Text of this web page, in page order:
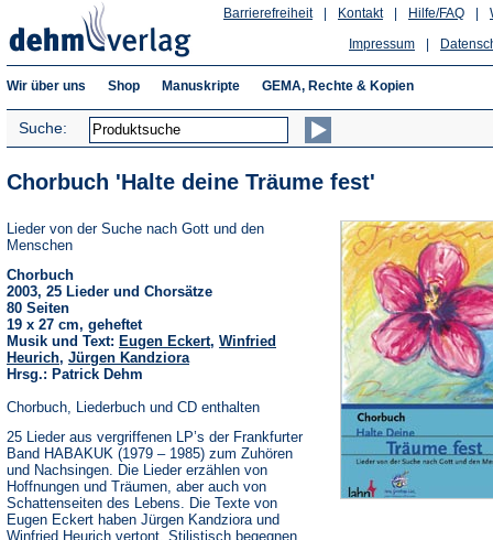
Hilfe/FAQ
Kontakt
Barrierefreiheit
Impressum
Wir über uns Shop Manuskripte GEMA, Rechte & Kopien
Suche:
Chorbuch 'Halte deine Träume fest'
Lieder von der Suche nach Gott und den
Menschen
Chorbuch
2003, 25 Lieder und Chorsätze
80 Seiten
19 x 27 cm, geheftet
Musik und Text: Eugen Eckert, Winfried
Heurich, Jürgen Kandziora
Hrsg.: Patrick Dehm
Chorbuch, Liederbuch und CD enthalten
25 Lieder aus vergriffenen LP’s der Frankfurter
Band HABAKUK (1979 – 1985) zum Zuhören
und Nachsingen. Die Lieder erzählen von
Hoffnungen und Träumen, aber auch von
Schattenseiten des Lebens. Die Texte von
Eugen Eckert haben Jürgen Kandziora und
Winfried Heurich vertont. Stilistisch begegnen